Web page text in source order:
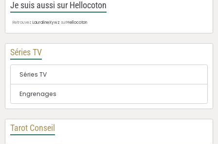
Je suis aussi sur Hellocoton
Retrouvez LauralineXywz surHellocoton
Séries TV
Séries TV
Engrenages
Tarot Conseil